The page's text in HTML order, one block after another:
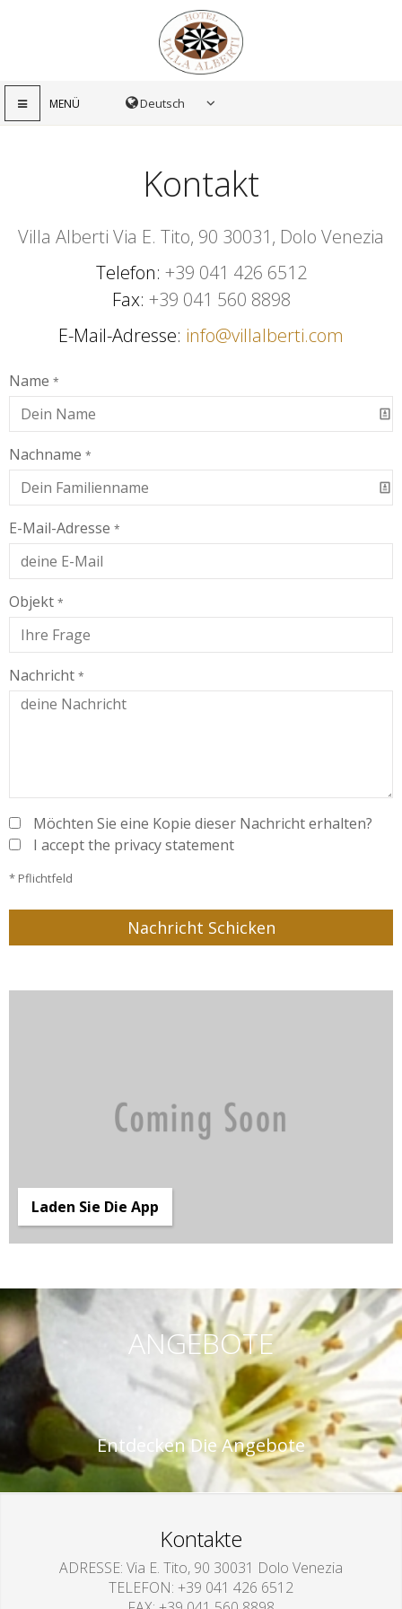
MENÜ
Kontakt
Villa Alberti Via E. Tito, 90 30031, Dolo Venezia
Telefon +39 041 426 6512
Fax +39 041 560 8898
E-Mail-Adresse info@villalberti.com
Name *
Nachname *
E-Mail-Adresse *
Objekt *
Nachricht *
Möchten Sie eine Kopie dieser Nachricht erhalten?
I accept the privacy statement
* Pflichtfeld
Laden Sie Die App
ANGEBOTE
Entdecken Die Angebote
Kontakte
ADRESSE Via E. Tito, 90 30031 Dolo Venezia
TELEFON +39 041 426 6512